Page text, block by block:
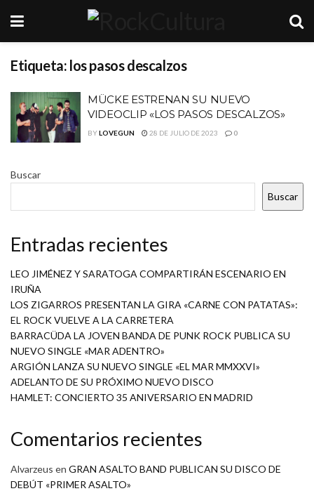
Etiqueta: los pasos descalzos
MÜCKE ESTRENAN SU NUEVO
VIDEOCLIP «LOS PASOS DESCALZOS»
BYLOVEGUN 28 DE JULIO DE 2023 0
Buscar
Buscar
Entradas recientes
LEO JIMÉNEZ Y SARATOGA COMPARTIRÁN ESCENARIO EN
IRUÑA
LOS ZIGARROS PRESENTAN LA GIRA «CARNE CON PATATAS»:
EL ROCK VUELVE A LA CARRETERA
BARRACÜDA LA JOVEN BANDA DE PUNK ROCK PUBLICA SU
NUEVO SINGLE «MAR ADENTRO»
ARGIÓN LANZA SU NUEVO SINGLE «EL MAR MMXXVI»
ADELANTO DE SU PRÓXIMO NUEVO DISCO
HAMLET: CONCIERTO 35 ANIVERSARIO EN MADRID
Comentarios recientes
Alvarzeus en GRAN ASALTO BAND PUBLICAN SU DISCO DE
DEBÚT «PRIMER ASALTO»